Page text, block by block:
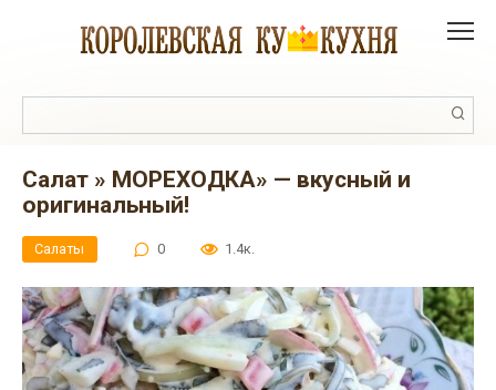
Салат » МОРЕХОДКА» — вкусный и
оригинальный!
Салаты 0 1.4к.